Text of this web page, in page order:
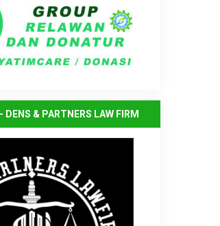
& PARTNERS LAW FIRM